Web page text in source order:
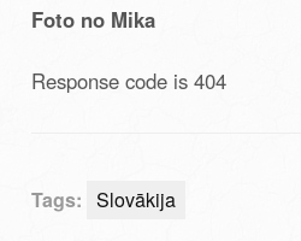
Foto no Mika
Response code is 404
Tags: Slovākija